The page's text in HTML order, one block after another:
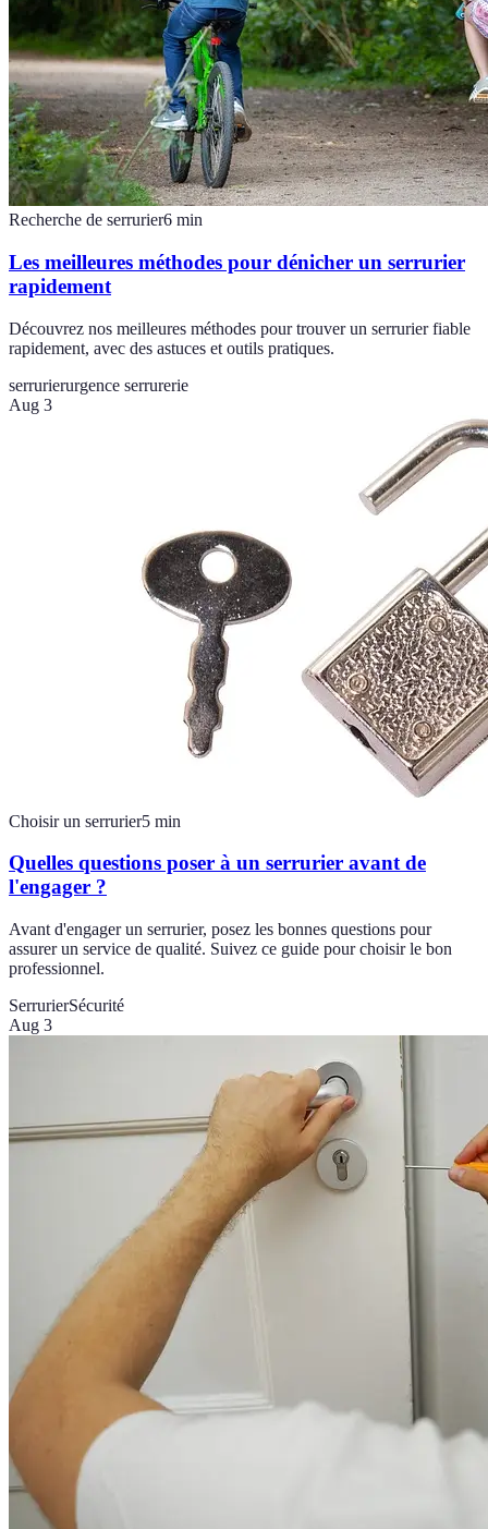
Recherche de serrurier6 min
Les meilleures méthodes pour dénicher un serrurier
rapidement
Découvrez nos meilleures méthodes pour trouver un serrurier fiable
rapidement, avec des astuces et outils pratiques.
serrurierurgence serrurerie
Aug 3
Choisir un serrurier5 min
Quelles questions poser à un serrurier avant de
l'engager ?
Avant d'engager un serrurier, posez les bonnes questions pour
assurer un service de qualité. Suivez ce guide pour choisir le bon
professionnel.
SerrurierSécurité
Aug 3